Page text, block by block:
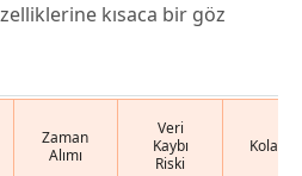
kısaca bir göz
Zaman
Alımı
Veri
Kaybı
Riski
Kolaylık